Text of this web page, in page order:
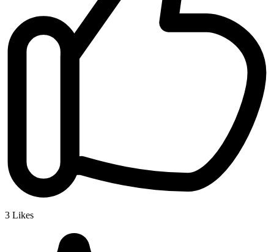
3 Likes